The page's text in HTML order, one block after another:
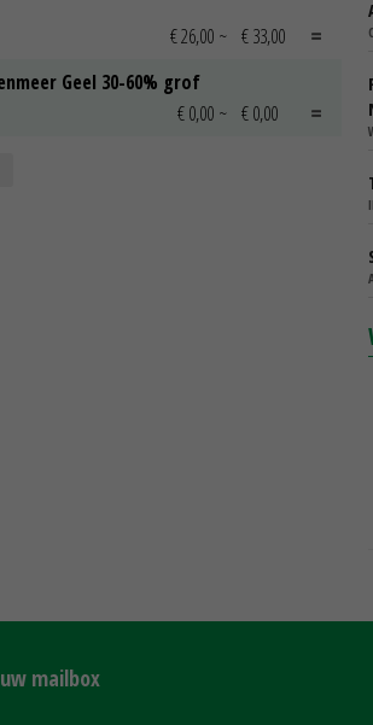
€ 26,00 ~ € 33,00
Geel 30-60% grof
€ 0,00 ~ € 0,00
mailbox